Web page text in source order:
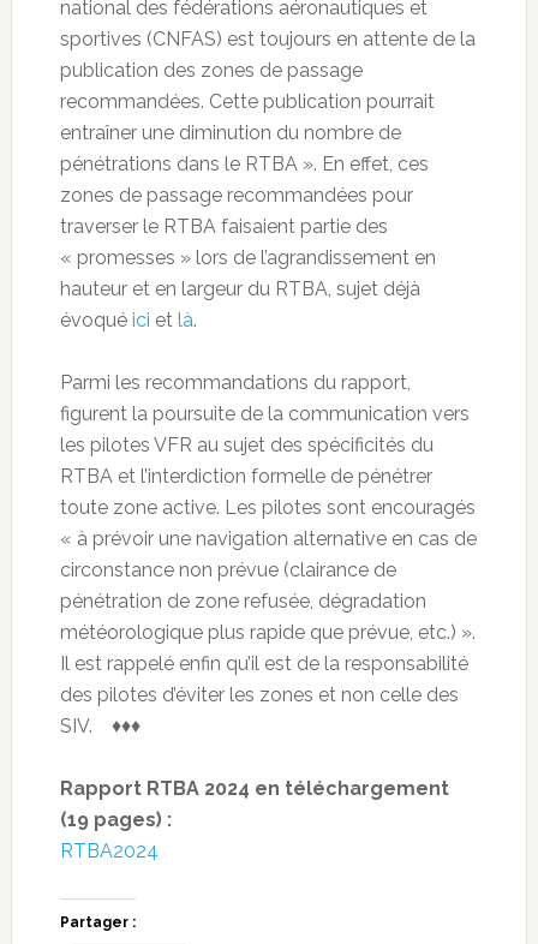
national des fédérations aéronautiques et
sportives (CNFAS) est toujours en attente de la
publication des zones de passage
recommandées. Cette publication pourrait
entraîner une diminution du nombre de
pénétrations dans le RTBA ». En effet, ces
zones de passage recommandées pour
traverser le RTBA faisaient partie des
« promesses » lors de l’agrandissement en
hauteur et en largeur du RTBA, sujet déjà
évoqué ici et là.
Parmi les recommandations du rapport,
figurent la poursuite de la communication vers
les pilotes VFR au sujet des spécificités du
RTBA et l’interdiction formelle de pénétrer
toute zone active. Les pilotes sont encouragés
« à prévoir une navigation alternative en cas de
circonstance non prévue (clairance de
pénétration de zone refusée, dégradation
météorologique plus rapide que prévue, etc.) ».
Il est rappelé enfin qu’il est de la responsabilité
des pilotes d’éviter les zones et non celle des
SIV. ♦♦♦
Rapport RTBA 2024 en téléchargement
(19 pages) :
RTBA2024
Partager :